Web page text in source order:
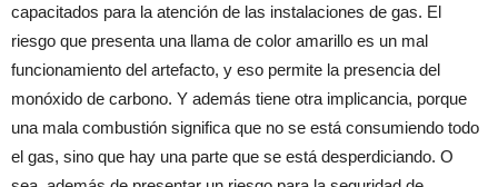
capacitados para la atención de las instalaciones de gas. El
riesgo que presenta una llama de color amarillo es un mal
funcionamiento del artefacto, y eso permite la presencia del
monóxido de carbono. Y además tiene otra implicancia, porque
una mala combustión significa que no se está consumiendo todo
el gas, sino que hay una parte que se está desperdiciando. O